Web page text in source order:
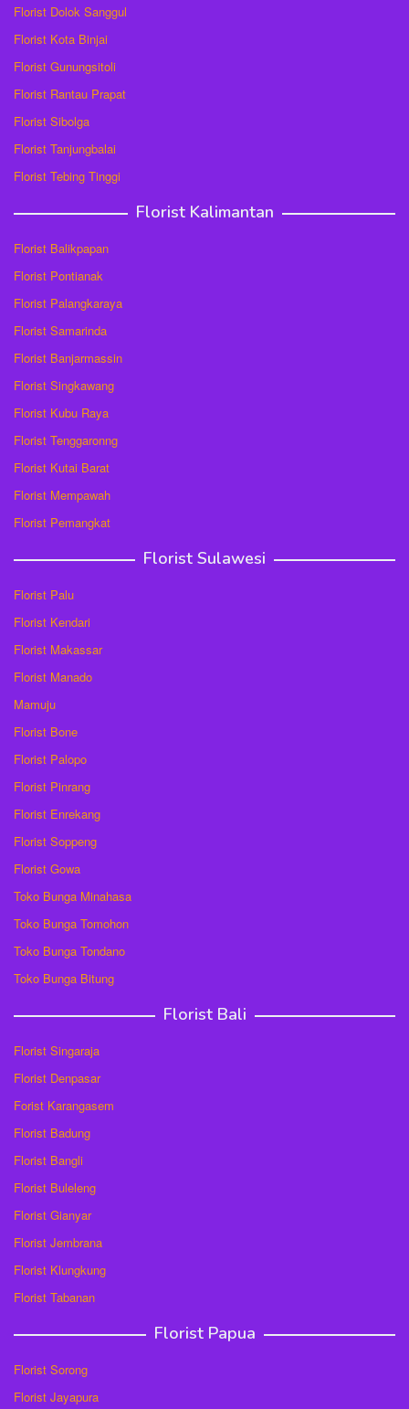
Florist Dolok Sanggul
Florist Kota Binjai
Florist Gunungsitoli
Florist Rantau Prapat
Florist Sibolga
Florist Tanjungbalai
Florist Tebing Tinggi
Florist Kalimantan
Florist Balikpapan
Florist Pontianak
Florist Palangkaraya
Florist Samarinda
Florist Banjarmassin
Florist Singkawang
Florist Kubu Raya
Florist Tenggaronng
Florist Kutai Barat
Florist Mempawah
Florist Pemangkat
Florist Sulawesi
Florist Palu
Florist Kendari
Florist Makassar
Florist Manado
Mamuju
Florist Bone
Florist Palopo
Florist Pinrang
Florist Enrekang
Florist Soppeng
Florist Gowa
Toko Bunga Minahasa
Toko Bunga Tomohon
Toko Bunga Tondano
Toko Bunga Bitung
Florist Bali
Florist Singaraja
Florist Denpasar
Forist Karangasem
Florist Badung
Florist Bangli
Florist Buleleng
Florist Gianyar
Florist Jembrana
Florist Klungkung
Florist Tabanan
Florist Papua
Florist Sorong
Florist Jayapura